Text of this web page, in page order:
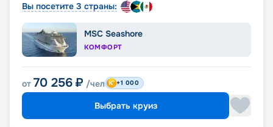
Вы посетите 3 страны:
MSC Seashore
КОМФОРТ
от 70 256 ₽ /чел +1 000
Выбрать круиз